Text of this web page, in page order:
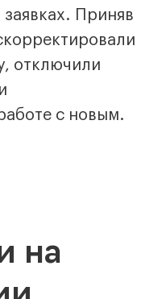
Приняв
отключили
с новым.
на